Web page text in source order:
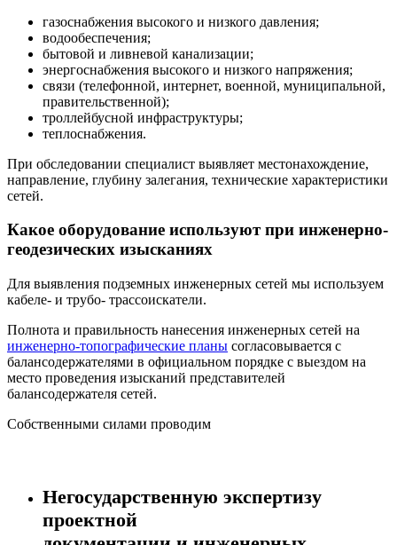
газоснабжения высокого и низкого давления;
водообеспечения;
бытовой и ливневой канализации;
энергоснабжения высокого и низкого напряжения;
связи (телефонной, интернет, военной, муниципальной,
правительственной);
троллейбусной инфраструктуры;
теплоснабжения.
При обследовании специалист выявляет местонахождение,
направление, глубину залегания, технические характеристики
сетей.
Какое оборудование используют при инженерно-
геодезических изысканиях
Для выявления подземных инженерных сетей мы используем
кабеле- и трубо- трассоискатели.
Полнота и правильность нанесения инженерных сетей на
инженерно-топографические планы согласовывается с
балансодержателями в официальном порядке с выездом на
место проведения изысканий представителей
балансодержателя сетей.
Собственными силами проводим
Негосударственную экспертизу
проектной